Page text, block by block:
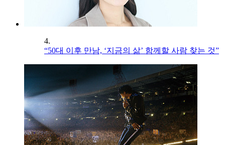
4.
“50대 이후 만남, ‘지금의 삶’ 함께할 사람 찾는 것”